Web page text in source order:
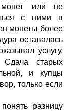
монет или не
с ними в
монеты более
оставалась
услугу,
Сдача старых
и купцы
только если
разницу